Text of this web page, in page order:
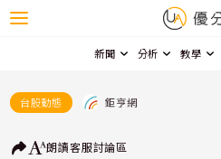
新聞 分析 教學
台股動態 鉅亨網
朗讀客服討論區